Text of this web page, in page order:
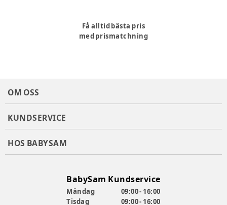
Få alltid bästa pris
med prismatchning
OM OSS
KUNDSERVICE
HOS BABYSAM
BabySam Kundservice
Måndag
09:00 - 16:00
Tisdag
09:00 - 16:00